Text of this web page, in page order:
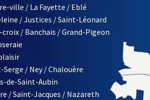
(champ obligatoire)
À LA LETTRE
ville / La Fayette / Eblé
/ Justices / Saint-Léonard
croix / Banchais / Grand-Pigeon
Serge / Ney / Chalouère
de-Saint-Aubin
/ Saint-Jacques / Nazareth